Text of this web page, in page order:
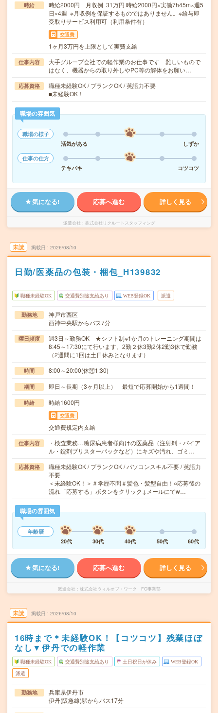
時給
時給2000円 月収例 31万円 時給2000円×実働7h45m×週5
日×4週 ※月収例を保証するものではありません。※給与即
受取りサービス利用可（利用条件有）
交通費
1ヶ月3万円を上限として実費支給
仕事内容
大手グループ会社での軽作業のお仕事です 難しいもので
はなく、機器からの取り外しやPC等の解体をお願い…
応募資格
職種未経験OK / ブランクOK / 英語力不要
■未経験OK！
職場の雰囲気
職場の様子
活気がある
しずか
仕事の仕方
テキパキ
コツコツ
気になる! 応募へ進む 詳しく見る
派遣会社 株式会社リクルートスタッフィング
未読 掲載日 2026/08/10
日勤/医薬品の包装・梱包_H139832
職種未経験OK 交通費別途支給あり WEB登録OK 派遣
勤務地
神戸市西区
西神中央駅からバス7分
曜日頻度
週3日～勤務OK ★シフト制※1か月のトレーニング期間は
8:45～17:30にて行います。2勤２休3勤2休2勤3休で勤務
（2週間に1回は土日休みとなります）
時間 8:00～20:00(休憩1:30)
期間 即日～長期（3ヶ月以上） 最短で応募開始から1週間！
時給 時給1600円
交通費
交通費規定内支給
仕事内容
・検査業務…糖尿病患者様向けの医薬品（注射剤・バイア
ル・錠剤ブリスターパックなど）にキズや汚れ、ゴミ…
応募資格
職種未経験OK / ブランクOK / パソコンスキル不要 / 英語力
不要
＜未経験OK！＞＃学歴不問＃髪色・髪型自由！○応募後の
流れ「応募する」ボタンをクリック↓メールにてw…
職場の雰囲気
年齢層
20代
30代 40代 50代 60代
気になる! 応募へ進む 詳しく見る
派遣会社 株式会社ウィルオブ・ワーク FO事業部
未読 掲載日 2026/08/10
16時まで＊未経験OK！【コツコツ】残業ほぼ
なし▼伊丹での軽作業
職種未経験OK 交通費別途支給あり 土日祝日が休み WEB登録OK
派遣
勤務地
兵庫県伊丹市
伊丹(阪急線)駅からバス17分